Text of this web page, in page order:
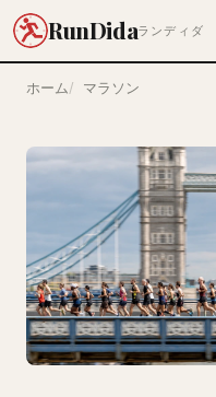
RunDidaランディダ
ホーム マラソン